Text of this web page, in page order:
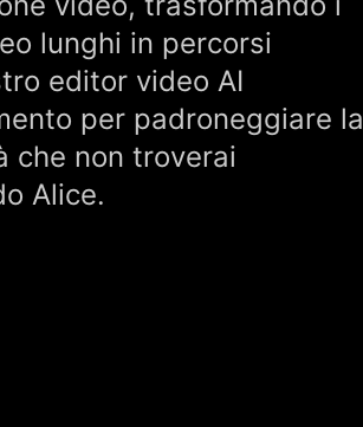
lunghi in percorsi
editor video AI
per padroneggiare la
che non troverai
Alice.